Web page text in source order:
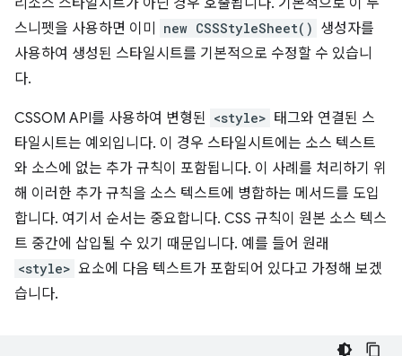
리소스 스타일시트가 아닌 경우 호출됩니다. 기본적으로 이 두
스니펫을 사용하면 이미
new CSSStyleSheet() 생성자를
사용하여 생성된 스타일시트를 기본적으로 수정할 수 있습니
다.
CSSOM API를 사용하여 변형된 <style> 태그와 연결된 스
타일시트는 예외입니다. 이 경우 스타일시트에는 소스 텍스트
와 소스에 없는 추가 규칙이 포함됩니다. 이 사례를 처리하기 위
해 이러한 추가 규칙을 소스 텍스트에 병합하는 메서드를 도입
합니다. 여기서 순서는 중요합니다. CSS 규칙이 원본 소스 텍스
트 중간에 삽입될 수 있기 때문입니다. 예를 들어 원래
<style> 요소에 다음 텍스트가 포함되어 있다고 가정해 보겠
습니다.